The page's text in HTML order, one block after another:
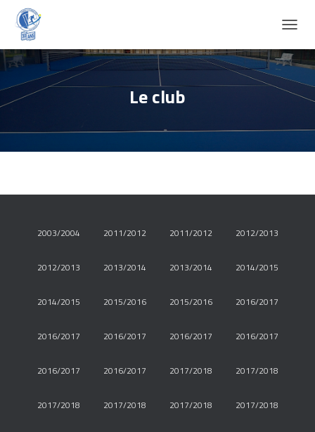
É
P
I
L
N
I
Le club
2003/2004 2011/2012 2011/2012 2012/2013
2012/2013 2013/2014 2013/2014 2014/2015
2014/2015 2015/2016 2015/2016 2016/2017
2016/2017 2016/2017 2016/2017 2016/2017
2016/2017 2016/2017 2017/2018 2017/2018
2017/2018 2017/2018 2017/2018 2017/2018